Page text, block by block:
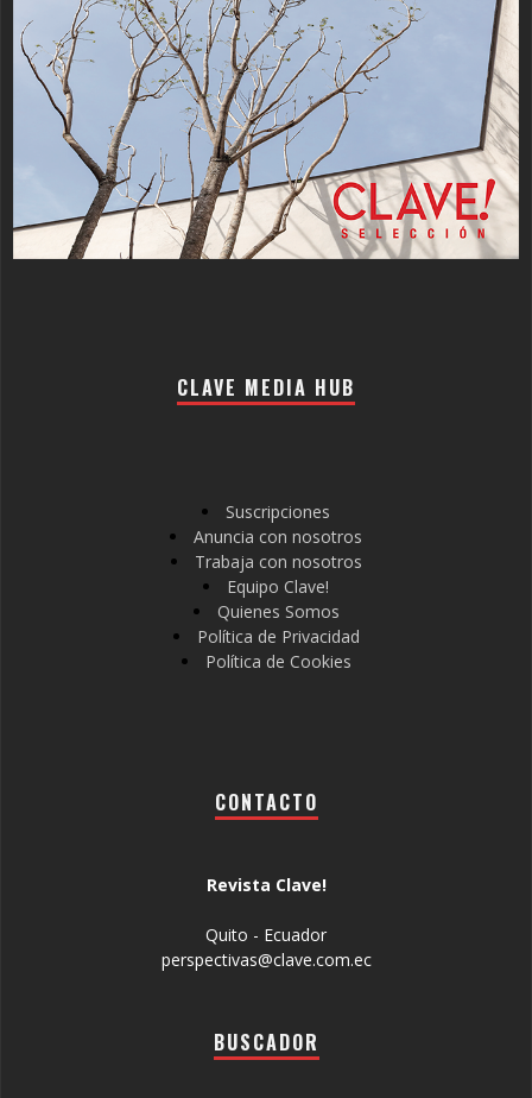
CLAVE MEDIA HUB
Suscripciones
Anuncia con nosotros
Trabaja con nosotros
Equipo Clave!
Quienes Somos
Política de Privacidad
Política de Cookies
CONTACTO
Revista Clave!
Quito - Ecuador
perspectivas@clave.com.ec
BUSCADOR